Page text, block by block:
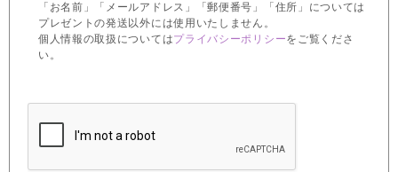
「お名前」「メールアドレス」「郵便番号」「住所」については
プレゼントの発送以外には使用いたしません。
個人情報の取扱についてはプライバシーポリシーをご覧くださ
い。